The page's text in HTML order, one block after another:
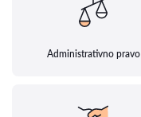
Administrativno pravo